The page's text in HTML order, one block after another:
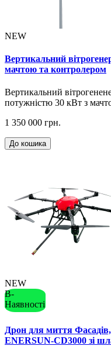
NEW
Вертикальний
мачтою та контролером
Вертикальний
потужністю 30 кВт з
1 350 000 грн.
До кошика
NEW
В-
Наявності
Дрон для миття
ENERSUN-CD3000 зі